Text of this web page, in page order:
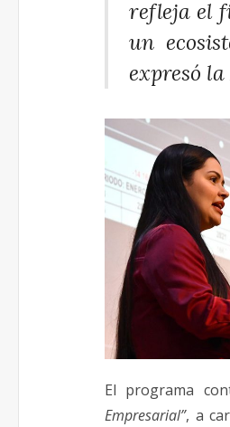
refleja el
un
expresó
El programa
Empresarial”, a